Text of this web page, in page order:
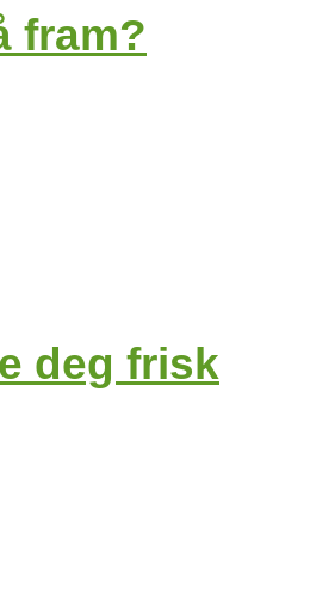
fram?
deg frisk